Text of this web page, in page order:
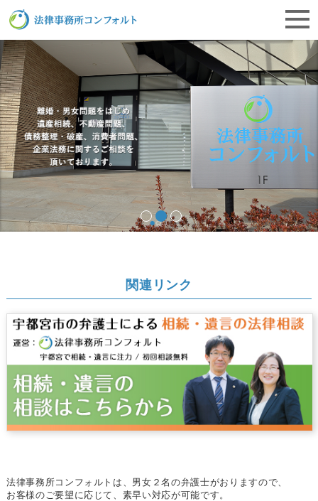
関連リンク
法律事務所コンフォルトは、男女２名の弁護士がおりますので、
お客様のご要望に応じて、素早い対応が可能です。